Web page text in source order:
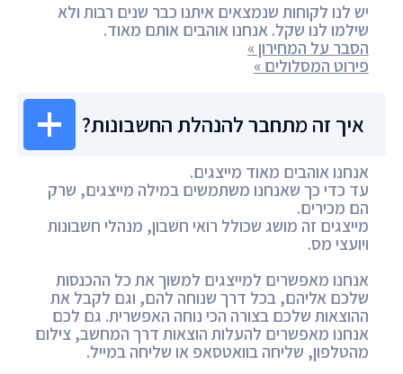
יש לנו לקוחות שנמצאים איתנו כבר שנים רבות ולא
שילמו לנו שקל. אנחנו אוהבים אותם מאוד.
הסבר על המחירון »
פירוט המסלולים »
איך זה מתחבר להנהלת החשבונות?
אנחנו אוהבים מאוד מייצגים.
עד כדי כך שאנחנו משתמשים במילה מייצגים, שרק
הם מכירים.
מייצגים זה מושג שכולל רואי חשבון, מנהלי חשבונות
ויועצי מס.
אנחנו מאפשרים למייצגים למשוך את כל ההכנסות
שלכם אליהם, בכל דרך שנוחה להם, וגם לקבל את
ההוצאות שלכם בצורה הכי נוחה האפשרית. גם לכם
אנחנו מאפשרים להעלות הוצאות דרך המחשב, צילום
מהטלפון, שליחה בוואטסאפ או שליחה במייל.